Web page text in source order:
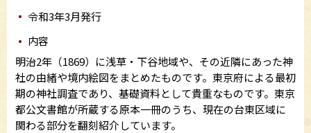
令和3年3月発行
内容
明治2年（1869）に浅草・下谷地域や、その近隣にあった神
社の由緒や境内絵図をまとめたものです。東京府による最初
期の神社調査であり、基礎資料として貴重なものです。東京
都公文書館が所蔵する原本一冊のうち、現在の台東区域に
関わる部分を翻刻紹介しています。